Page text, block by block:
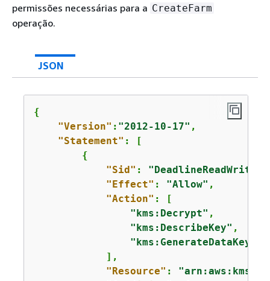
permissões necessárias para a CreateFarm
operação.
JSON
{
"Version" : "2012-10-17" ,
"Statement" : [
{
"Sid" : "DeadlineReadWrite"
"Effect" : "Allow" ,
"Action" : [
"kms:Decrypt" ,
"kms:DescribeKey" ,
"kms:GenerateDataKey"
            ],
"Resource" :